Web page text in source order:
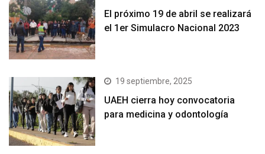
El próximo 19 de abril se realizará
el 1er Simulacro Nacional 2023
19 septiembre, 2025
UAEH cierra hoy convocatoria
para medicina y odontología